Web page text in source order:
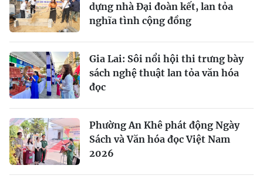
dựng nhà Đại đoàn kết, lan tỏa
nghĩa tình cộng đồng
Gia Lai: Sôi nổi hội thi trưng bày
sách nghệ thuật lan tỏa văn hóa
đọc
Phường An Khê phát động Ngày
Sách và Văn hóa đọc Việt Nam
2026